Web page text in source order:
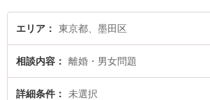
エリア 東京都、墨田区
相談内容 離婚・男女問題
詳細条件 未選択